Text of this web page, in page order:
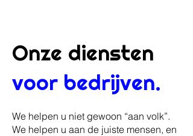
Onze diensten
voor bedrijven.
We helpen u niet gewoon “aan volk”.
We helpen u aan de juiste mensen, en